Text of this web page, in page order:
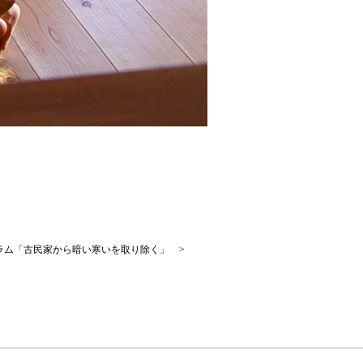
ム「古民家から暗い寒いを取り除く」 >